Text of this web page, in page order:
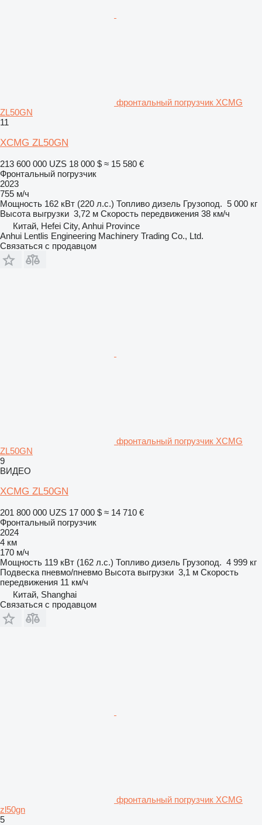
фронтальный погрузчик XCMG
ZL50GN
11
XCMG ZL50GN
213 600 000 UZS 18 000 $ ≈ 15 580 €
Фронтальный погрузчик
2023
755 м/ч
Мощность 162 кВт (220 л.с.) Топливо дизель Грузопод. 5 000 кг
Высота выгрузки 3,72 м Скорость передвижения 38 км/ч
Китай, Hefei City, Anhui Province
Anhui Lentlis Engineering Machinery Trading Co., Ltd.
Связаться с продавцом
фронтальный погрузчик XCMG
ZL50GN
9
ВИДЕО
XCMG ZL50GN
201 800 000 UZS 17 000 $ ≈ 14 710 €
Фронтальный погрузчик
2024
4 км
170 м/ч
Мощность 119 кВт (162 л.с.) Топливо дизель Грузопод. 4 999 кг
Подвеска пневмо/пневмо Высота выгрузки 3,1 м Скорость
передвижения 11 км/ч
Китай, Shanghai
Связаться с продавцом
фронтальный погрузчик XCMG
zl50gn
5